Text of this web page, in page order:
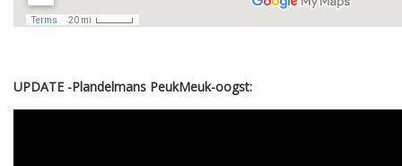
UPDATE -Plandelmans PeukMeuk-oogst: